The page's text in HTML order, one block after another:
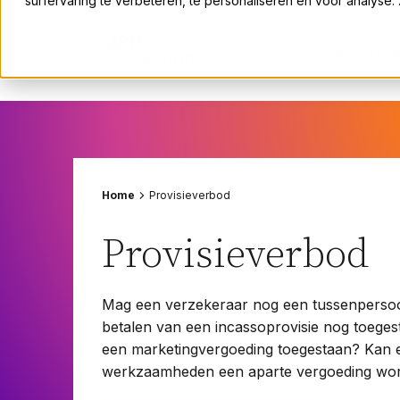
Huurrecht
Insolventie en herstructurering
Intellectueel eigendomsrecht
Omgevings- en bestuursrecht
Omgevings- en bestuursrecht
Pensioenrecht
Vastgoedrecht
Verzekeringsrecht
Volkshuisvestingsrecht
Home Provisieverbod
Provisieverbod
Mag een verzekeraar nog een
betalen van een incassoprovisie nog
een marketingvergoeding toegestaan? Kan
werkzaamheden een aparte vergoeding